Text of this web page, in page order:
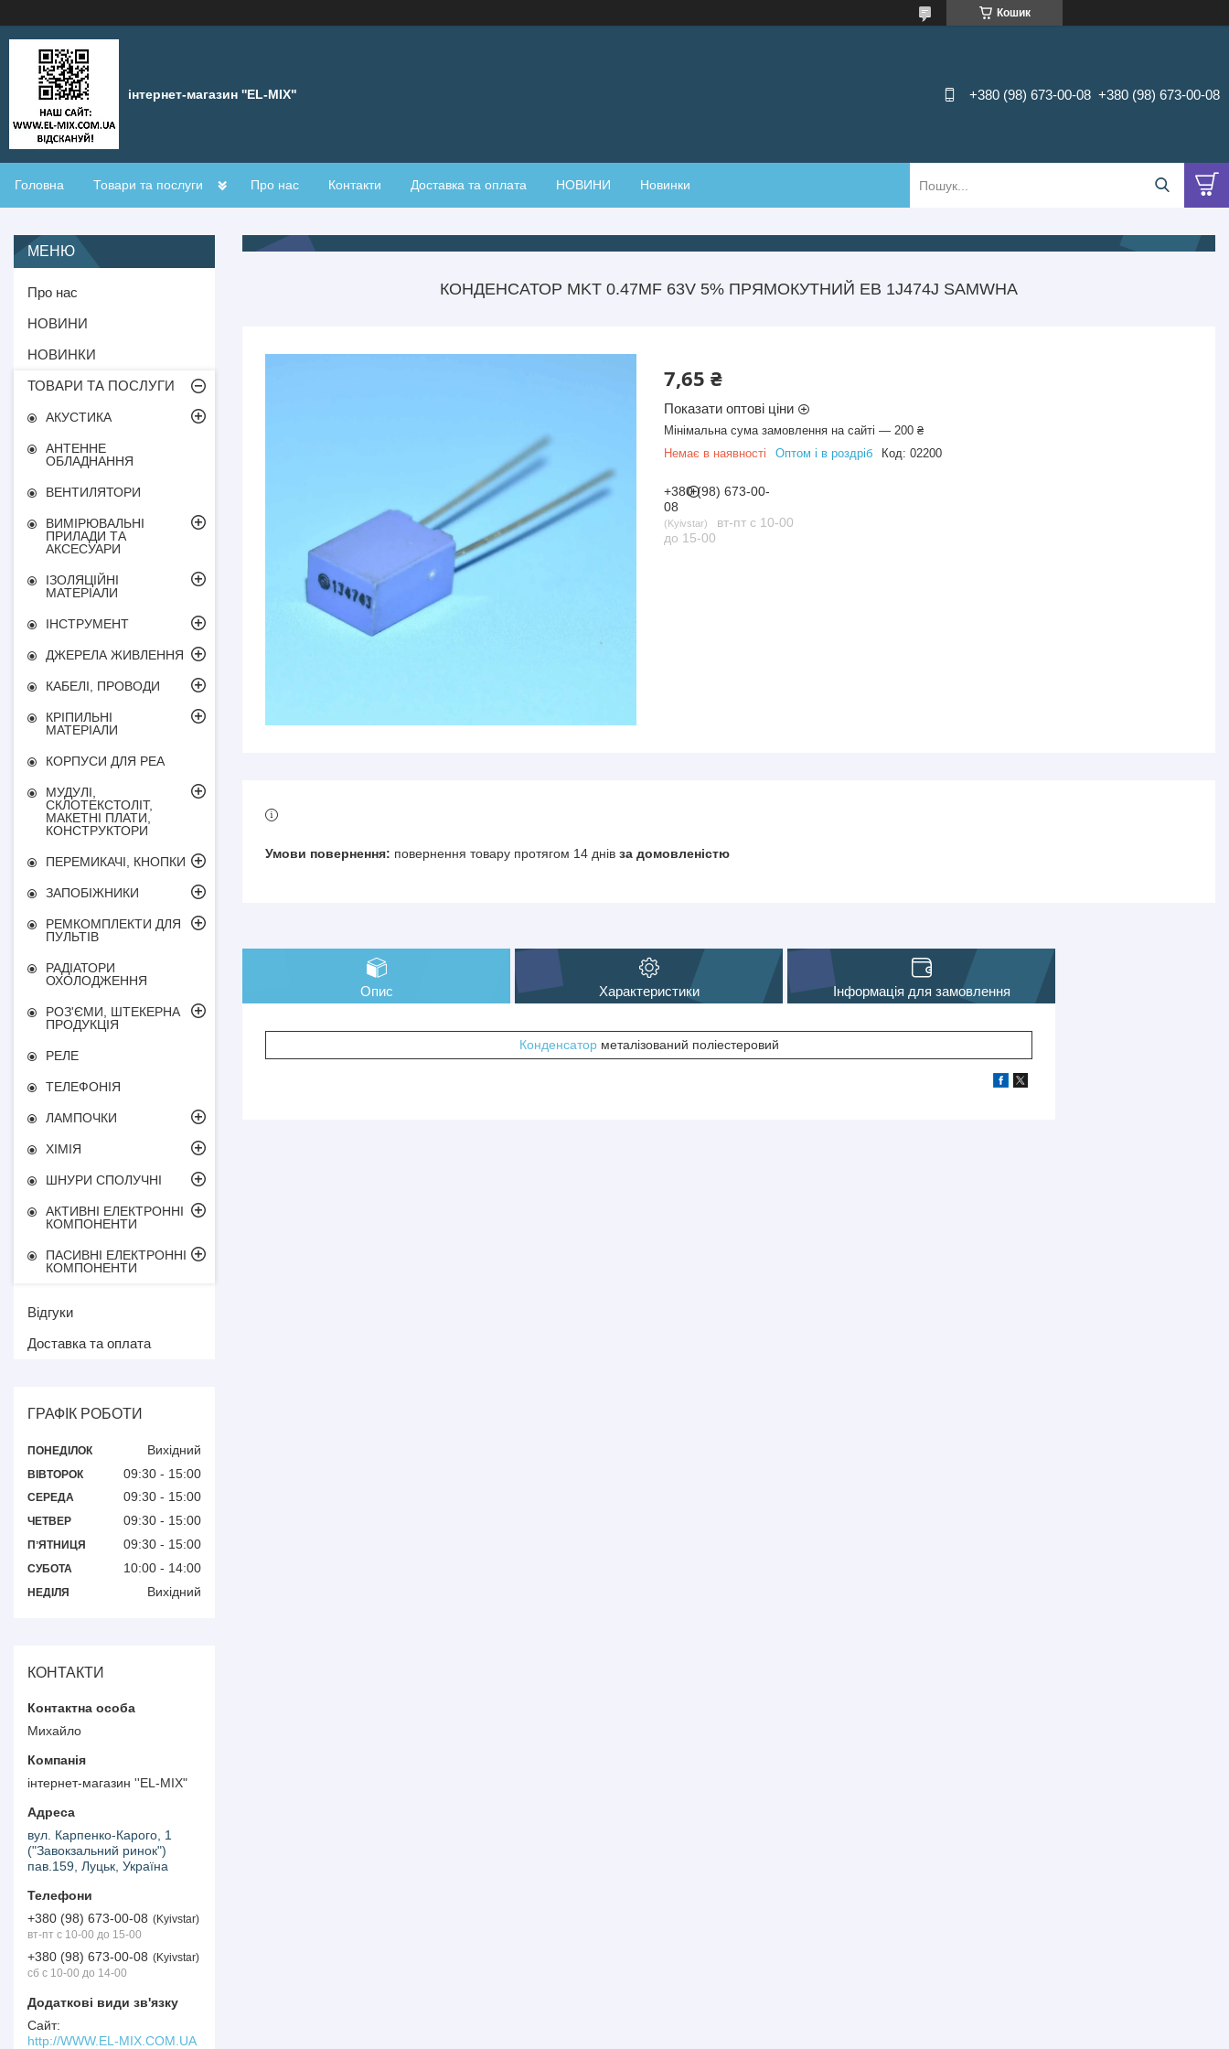
Кошик
інтернет-магазин ''EL-MIX" +380 (98) 673-00-08 +380 (98) 673-00-08
Головна Товари та послуги Про нас Контакти Доставка та оплата НОВИНИ Новинки
КОНДЕНСАТОР MKT 0.47ΜF 63V 5% ПРЯМОКУТНИЙ EB 1J474J SAMWHA
7,65 ₴
Показати оптові ціни
Мінімальна сума замовлення на сайті — 200 ₴
Немає в наявності
Оптом і в роздріб Код: 02200
+380 (98) 673-00-
08
Kyivstar
вт-пт с 10-00
до 15-00
повернення товару протягом 14 днів за домовленістю
Опис Характеристики Інформація для замовлення
Конденсаторметалізований поліестеровий
Про нас
НОВИНИ
НОВИНКИ
ТОВАРИ ТА ПОСЛУГИ
АКУСТИКА
АНТЕННЕ
ОБЛАДНАННЯ
ВЕНТИЛЯТОРИ
ВИМІРЮВАЛЬНІ
ПРИЛАДИ ТА
АКСЕСУАРИ
ІЗОЛЯЦІЙНІ
МАТЕРІАЛИ
ІНСТРУМЕНТ
ДЖЕРЕЛА ЖИВЛЕННЯ
КАБЕЛІ, ПРОВОДИ
КРІПИЛЬНІ
МАТЕРІАЛИ
КОРПУСИ ДЛЯ РЕА
МУДУЛІ,
СКЛОТЕКСТОЛІТ,
МАКЕТНІ ПЛАТИ,
КОНСТРУКТОРИ
ПЕРЕМИКАЧІ, КНОПКИ
ЗАПОБІЖНИКИ
РЕМКОМПЛЕКТИ ДЛЯ
ПУЛЬТІВ
РАДІАТОРИ
ОХОЛОДЖЕННЯ
РОЗ'ЄМИ, ШТЕКЕРНА
ПРОДУКЦІЯ
РЕЛЕ
ТЕЛЕФОНІЯ
ЛАМПОЧКИ
ХІМІЯ
ШНУРИ СПОЛУЧНІ
АКТИВНІ ЕЛЕКТРОННІ
КОМПОНЕНТИ
ПАСИВНІ ЕЛЕКТРОННІ
КОМПОНЕНТИ
Відгуки
Доставка та оплата
ГРАФІК РОБОТИ
ПОНЕДІЛОК Вихідний
ВІВТОРОК 09:30 15:00
СЕРЕДА 09:30 15:00
ЧЕТВЕР 09:30 15:00
ПʼЯТНИЦЯ 09:30 15:00
СУБОТА 10:00 14:00
НЕДІЛЯ Вихідний
КОНТАКТИ
Михайло
інтернет-магазин ''EL-MIX"
вул. Карпенко-Карого, 1
("Завокзальний ринок")
пав.159, Луцьк, Україна
+380 (98) 673-00-08
Kyivstar
вт-пт с 10-00 до 15-00
+380 (98) 673-00-08
Kyivstar
сб с 10-00 до 14-00
http://WWW.EL-MIX.COM.UA